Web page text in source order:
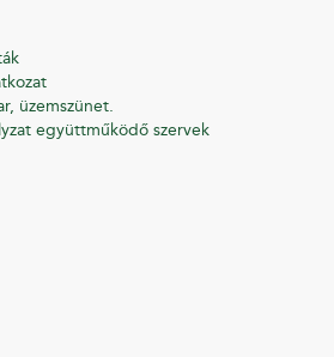
üzemszünet.
együttműködő szervek